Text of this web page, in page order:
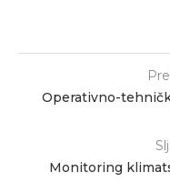
Operativno-
Monitoring